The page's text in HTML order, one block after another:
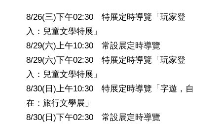
8/26(三)下午02:30 特展定時導覽「玩家登
入：兒童文學特展」
8/29(六)上午10:30 常設展定時導覽
8/29(六)下午02:30 特展定時導覽「玩家登
入：兒童文學特展」
8/30(日)上午10:30 特展定時導覽「字遊，自
在：旅行文學展」
8/30(日)下午02:30 常設展定時導覽